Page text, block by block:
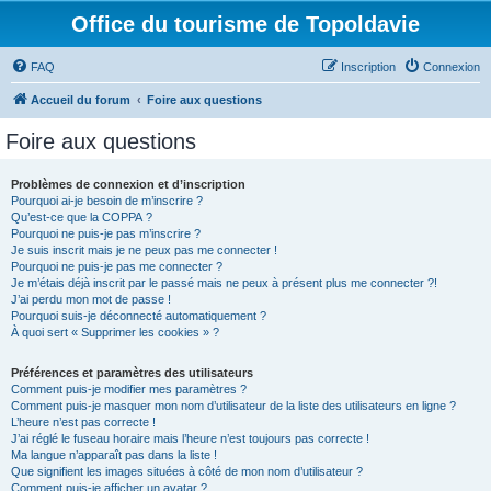
Office du tourisme de Topoldavie
FAQ Connexion
Inscription
Accueil du forum Foire aux questions
Foire aux questions
Problèmes de connexion et d’inscription
Pourquoi ai-je besoin de m’inscrire ?
Qu’est-ce que la COPPA ?
Pourquoi ne puis-je pas m’inscrire ?
Je suis inscrit mais je ne peux pas me connecter !
Pourquoi ne puis-je pas me connecter ?
Je m’étais déjà inscrit par le passé mais ne peux à présent plus me connecter ?!
J’ai perdu mon mot de passe !
Pourquoi suis-je déconnecté automatiquement ?
À quoi sert « Supprimer les cookies » ?
Préférences et paramètres des utilisateurs
Comment puis-je modifier mes paramètres ?
Comment puis-je masquer mon nom d’utilisateur de la liste des utilisateurs en ligne ?
L’heure n’est pas correcte !
J’ai réglé le fuseau horaire mais l’heure n’est toujours pas correcte !
Ma langue n’apparaît pas dans la liste !
Que signifient les images situées à côté de mon nom d’utilisateur ?
Comment puis-je afficher un avatar ?